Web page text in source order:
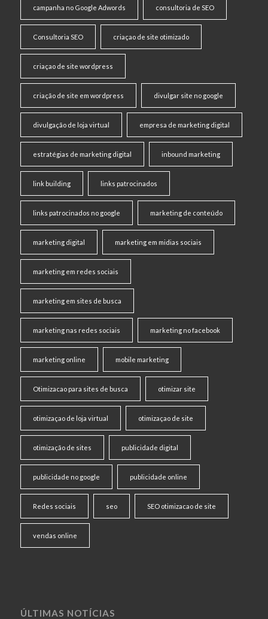
campanha no Google Adwords consultoria de SEO
Consultoria SEO criaçao de site otimizado
criaçao de site wordpress
criação de site em wordpress divulgar site no google
divulgação de loja virtual empresa de marketing digital
estratégias de marketing digital inbound marketing
link building links patrocinados
links patrocinados no google marketing de conteúdo
marketing digital marketing em midias sociais
marketing em redes sociais
marketing em sites de busca
marketing nas redes sociais marketing no facebook
marketing online mobile marketing
Otimizacao para sites de busca otimizar site
otimizaçao de loja virtual otimizaçao de site
otimização de sites publicidade digital
publicidade no google publicidade online
Redes sociais seo SEO otimizacao de site
vendas online
ÚLTIMAS NOTÍCIAS